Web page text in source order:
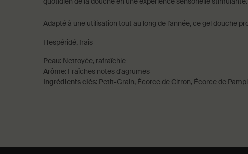
Adapté à une utilisation tout au long de l'année, ce gel douche
Hespéridé, frais
Peau: Nettoyée, rafraîchie
Arôme: Fraîches notes d'agrumes
Ingrédients clés: Petit-Grain, Écorce de Citron, Écorce de